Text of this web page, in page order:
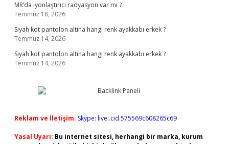
MR’da iyonlaştırıcı radyasyon var mı ?
Temmuz 18, 2026
Siyah kot pantolon altına hangi renk ayakkabı erkek ?
Temmuz 14, 2026
Siyah kot pantolon altına hangi renk ayakkabı erkek ?
Temmuz 14, 2026
Reklam ve İletişim: Skype: live:.cid.575569c608265c69
Yasal Uyarı: Bu internet sitesi, herhangi bir marka, kurum